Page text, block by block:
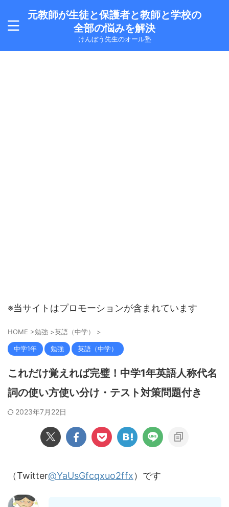
元教師が生徒と保護者と教師と学校の
全部の悩みを解決
けんぼう先生のオール塾
※当サイトはプロモーションが含まれています
HOME >勉強 >英語（中学） >
中学1年 勉強 英語（中学）
これだけ覚えれば完璧！中学1年英語人称代名
詞の使い方使い分け・テスト対策問題付き
2023年7月22日
（Twitter@YaUsGfcqxuo2ffx）です